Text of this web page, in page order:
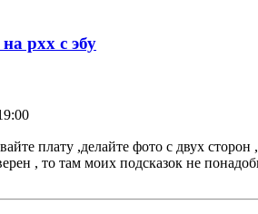
рхх с эбу
плату ,делайте фото с двух
, то там моих подсказок не